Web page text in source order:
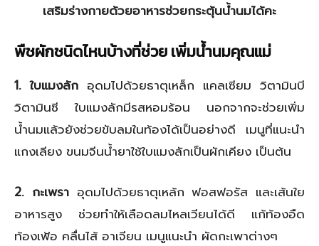
เสริมร่างกายด้วยอาหารช่วยกระตุ้นน้ำนมได้คะ
พืชผักชนิดไหนบ้างที่ช่วย เพิ่มน้ำนมคุณแม่
1. ใบแมงลัก อุดมไปด้วยธาตุเหล็ก แคลเซียม วิตามินบี
วิตามินซี ใบแมงลักมีรสหอมร้อน นอกจากจะช่วยเพิ่ม
น้ำนมแล้วยังช่วยขับลมในท้องได้เป็นอย่างดี เมนูที่แนะนำ
แกงเลียง ขนมจีนน้ำยาใช้ใบแมงลักเป็นผักเคียง เป็นต้น
2. กะเพราอุดมไปด้วยธาตุเหล้ก ฟอสฟอรัส และเส้นใย
อาหารสูง ช่วยทำให้เลือดลมไหลเวียนได้ดี แก้ท้องอืด
ท้องเฟ้อ คลื่นไส้ อาเจียน เมนูแนะนำ ผัดกะเพาต่างๆ